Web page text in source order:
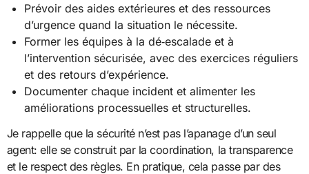
Prévoir des aides extérieures et des ressources
d’urgence quand la situation le nécessite.
Former les équipes à la dé‑escalade et à
l’intervention sécurisée, avec des exercices réguliers
et des retours d’expérience.
Documenter chaque incident et alimenter les
améliorations processuelles et structurelles.
Je rappelle que la sécurité n’est pas l’apanage d’un seul
agent: elle se construit par la coordination, la transparence
et le respect des règles. En pratique, cela passe par des